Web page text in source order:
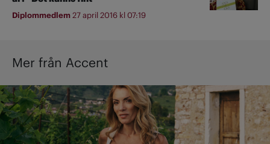
Diplommedlem27 april 2016 kl 07:19
Mer från Accent